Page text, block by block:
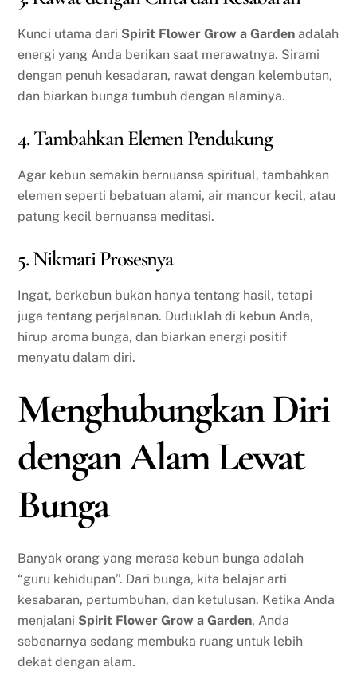
Kunci utama dari Spirit Flower Grow a Garden adalah
energi yang Anda berikan saat merawatnya. Sirami
dengan penuh kesadaran, rawat dengan kelembutan,
dan biarkan bunga tumbuh dengan alaminya.
4. Tambahkan Elemen Pendukung
Agar kebun semakin bernuansa spiritual, tambahkan
elemen seperti bebatuan alami, air mancur kecil, atau
patung kecil bernuansa meditasi.
5. Nikmati Prosesnya
Ingat, berkebun bukan hanya tentang hasil, tetapi
juga tentang perjalanan. Duduklah di kebun Anda,
hirup aroma bunga, dan biarkan energi positif
menyatu dalam diri.
Menghubungkan Diri
dengan Alam Lewat
Bunga
Banyak orang yang merasa kebun bunga adalah
“guru kehidupan”. Dari bunga, kita belajar arti
kesabaran, pertumbuhan, dan ketulusan. Ketika Anda
menjalani Spirit Flower Grow a Garden, Anda
sebenarnya sedang membuka ruang untuk lebih
dekat dengan alam.